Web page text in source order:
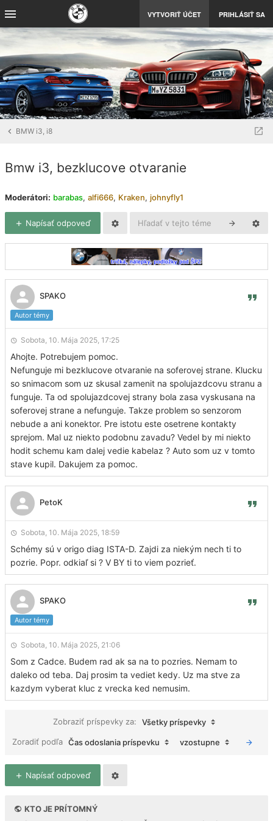
VYTVORIŤ ÚČET PRIHLÁSIŤ SA
BMW i3, i8
Bmw i3, bezklucove otvaranie
Moderátori: barabas, alfi666, Kraken, johnyfly1
Napísať odpoveď
SPAKO
Autor témy
Sobota, 10. Mája 2025, 17:25
Ahojte. Potrebujem pomoc.
Nefunguje mi bezklucove otvaranie na soferovej strane. Klucku
so snimacom som uz skusal zamenit na spolujazdcovu stranu a
funguje. Ta od spolujazdcovej strany bola zasa vyskusana na
soferovej strane a nefunguje. Takze problem so senzorom
nebude a ani konektor. Pre istotu este osetrene kontakty
sprejom. Mal uz niekto podobnu zavadu? Vedel by mi niekto
hodit schemu kam dalej vedie kabelaz ? Auto som uz v tomto
stave kupil. Dakujem za pomoc.
PetoK
Sobota, 10. Mája 2025, 18:59
Schémy sú v origo diag ISTA-D. Zajdi za niekým nech ti to
pozrie. Popr. odkiaľ si ? V BY ti to viem pozrieť.
SPAKO
Autor témy
Sobota, 10. Mája 2025, 21:06
Som z Cadce. Budem rad ak sa na to pozries. Nemam to
daleko od teba. Daj prosim ta vediet kedy. Uz ma stve za
kazdym vyberat kluc z vrecka ked nemusim.
Zobraziť príspevky za:
Všetky príspevky
Zoradiť podľa Čas odoslania príspevku vzostupne
Napísať odpoveď
KTO JE PRÍTOMNÝ